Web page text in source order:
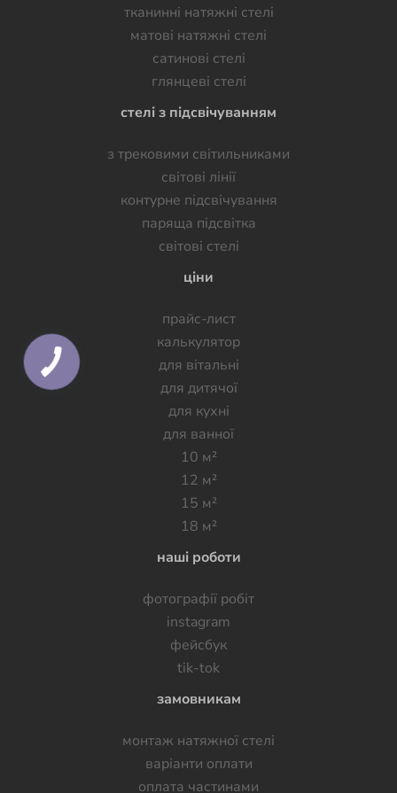
тканинні натяжні стелі
матові натяжні стелі
сатинові стелі
глянцеві стелі
стелі з підсвічуванням
з трековими світильниками
світові лінії
контурне підсвічування
паряща підсвітка
світові стелі
ціни
прайс-лист
калькулятор
для вітальні
для дитячої
для кухні
для ванної
10 м²
12 м²
15 м²
18 м²
наші роботи
фотографії робiт
instagram
фейсбук
tik-tok
замовникам
монтаж натяжної стелі
варіанти оплати
оплата частинами